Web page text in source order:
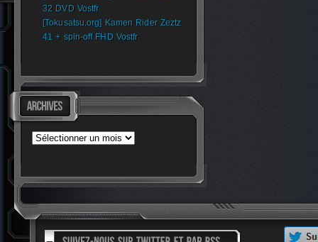
32 DVD Vostfr
[Tokusatsu.org] Kamen Rider Zeztz
41 + spin-off FHD Vostfr
Archives